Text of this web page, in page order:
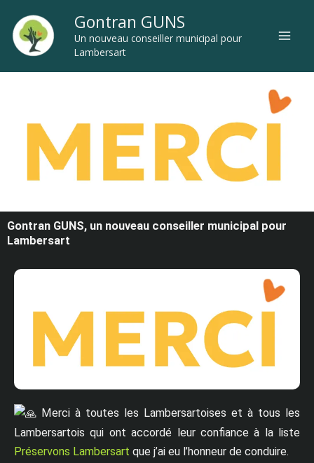
au
contenu
Gontran GUNS
Un nouveau conseiller municipal pour
Lambersart
Gontran GUNS, un nouveau conseiller municipal pour
Lambersart
Merci à toutes les Lambersartoises et à tous les
Lambersartois qui ont accordé leur confiance à la liste
Préservons Lambersart que j’ai eu l’honneur de conduire.